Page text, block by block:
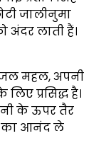
जालीनुमा
अंदर लाती हैं।
जल महल, अपनी
प्रसिद्ध है।
के ऊपर तैर
का आनंद ले